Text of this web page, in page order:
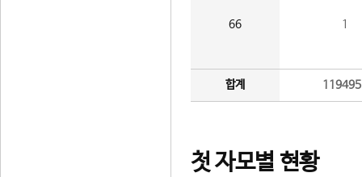
66 1
합계
첫 자모별 현황